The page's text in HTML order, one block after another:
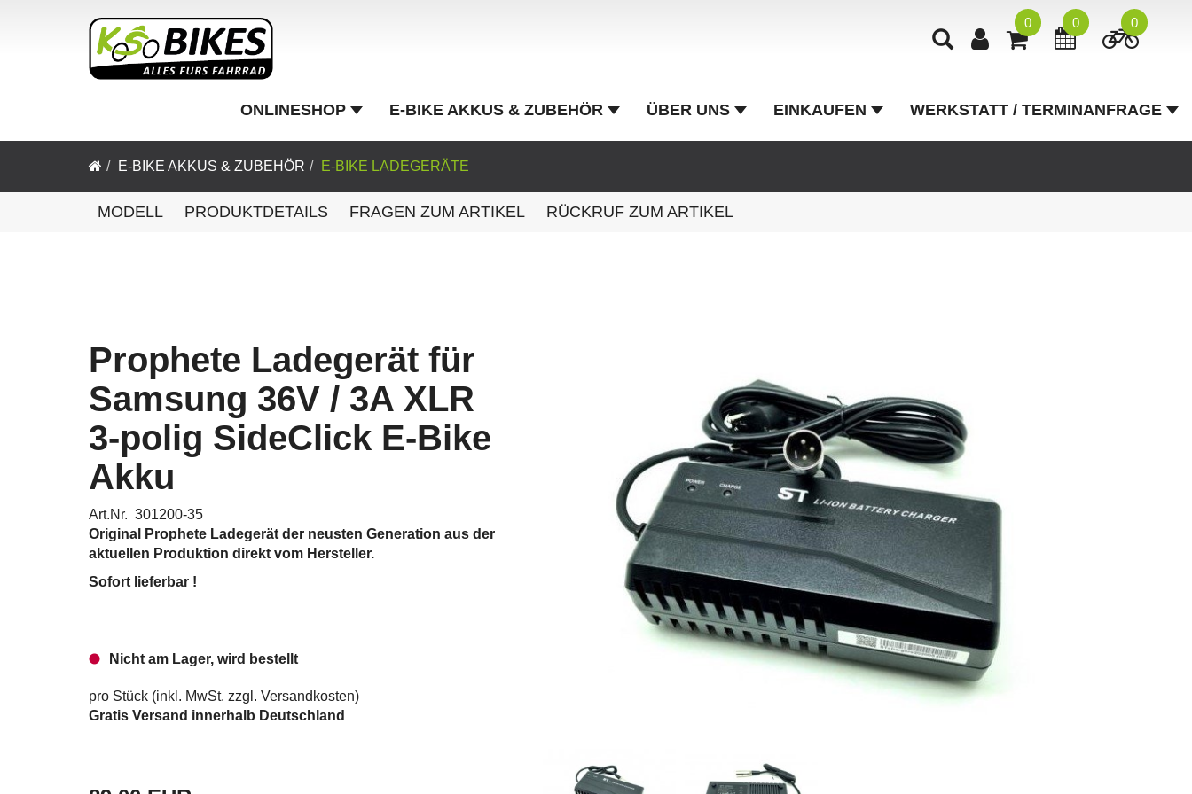
0 0 0
ONLINESHOP E-BIKE AKKUS & ZUBEHÖR ÜBER UNS EINKAUFEN WERKSTATT / TERMINANFRAGE
E-BIKE AKKUS & ZUBEHÖR E-BIKE LADEGERÄTE
MODELL PRODUKTDETAILS FRAGEN ZUM ARTIKEL RÜCKRUF ZUM ARTIKEL
Prophete Ladegerät für
Samsung 36V / 3A XLR
3-polig SideClick E-Bike
Akku
Art.Nr. 301200-35
Original Prophete Ladegerät der neusten Generation aus der
aktuellen Produktion direkt vom Hersteller.
Sofort lieferbar !
Nicht am Lager, wird bestellt
pro Stück (inkl. MwSt. zzgl. Versandkosten)
Gratis Versand innerhalb Deutschland